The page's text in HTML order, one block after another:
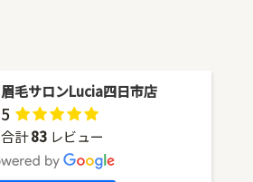
眉毛サロンLucia四日市店
5
合計83 レビュー